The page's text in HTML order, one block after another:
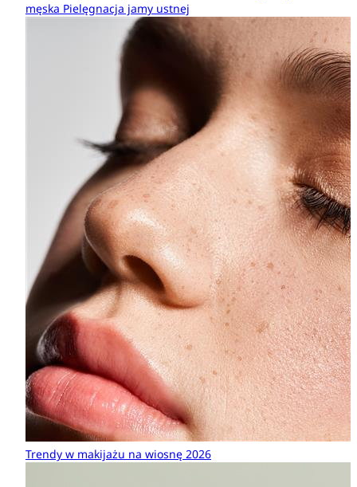
męska Pielęgnacja jamy ustnej
Trendy w makijażu na wiosnę 2026